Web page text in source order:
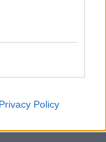
Privacy Policy